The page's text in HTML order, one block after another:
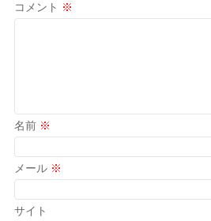
コメント ※
名前 ※
メール ※
サイト